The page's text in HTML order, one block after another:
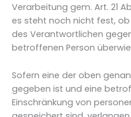
Verarbeitung gem. Art. 21
es steht noch nicht fest,
des Verantwortlichen
betroffenen Person
Sofern eine der oben
gegeben ist und eine
Einschränkung von